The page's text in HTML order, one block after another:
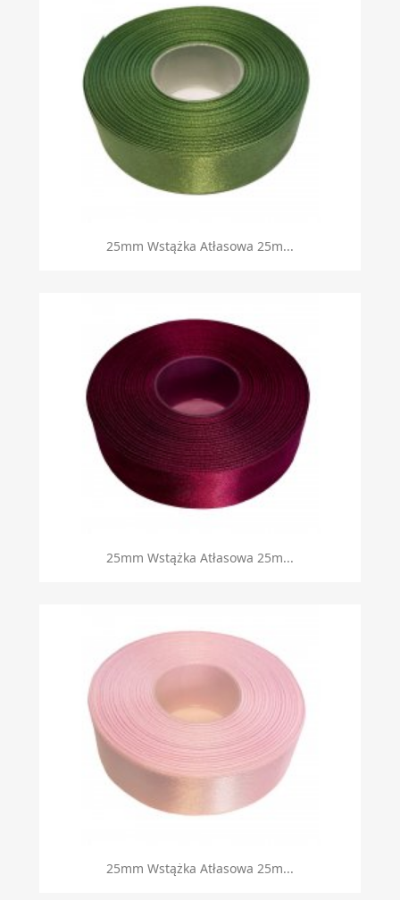
25mm Wstążka Atłasowa 25m...
25mm Wstążka Atłasowa 25m...
25mm Wstążka Atłasowa 25m...